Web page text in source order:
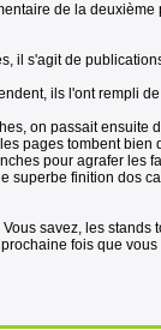
de la deuxième
il s'agit de
ils l'ont rempli
on passait ensuite
pages tombent
pour agrafer les
superbe finition dos
savez, les
fois que